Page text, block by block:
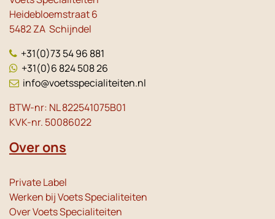
Heidebloemstraat 6
5482 ZA Schijndel
+31(0)73 54 96 881
+31(0)6 824 508 26
info@voetsspecialiteiten.nl
BTW-nr: NL 822541075B01
KVK-nr. 50086022
Over ons
Private Label
Werken bij Voets Specialiteiten
Over Voets Specialiteiten